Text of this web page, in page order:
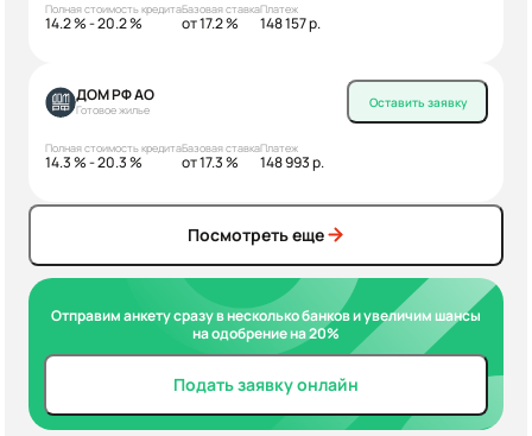
Полная стоимость кредита
14.2 % - 20.2 %
Базовая ставка
от 17.2 %
Платеж
148 157 р.
ДОМ РФ АО
Готовое жилье
Полная стоимость кредита
14.3 % - 20.3 %
Базовая ставка
от 17.3 %
Платеж
148 993 р.
Оставить заявку
Посмотреть еще
Отправим анкету сразу в несколько банков и увеличим шансы
на одобрение на 20%
Подать заявку онлайн